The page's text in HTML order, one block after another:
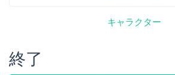
キャラクター
終了